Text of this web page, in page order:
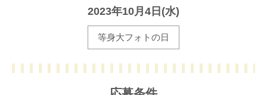
2023年10月4日(水)
等身大フォトの日